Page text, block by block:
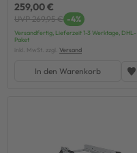
259,00 €
UVP 269,95 € -4%
Versandfertig, Lieferzeit 1-3 Werktage, DHL-
Paket
inkl. MwSt. zzgl. Versand
In den Warenkorb